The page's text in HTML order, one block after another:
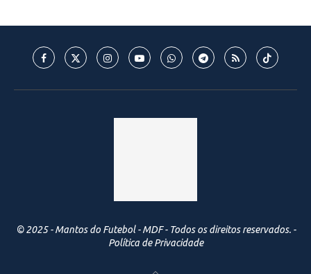
© 2025 - Mantos do Futebol - MDF - Todos os direitos reservados. -
Política de Privacidade